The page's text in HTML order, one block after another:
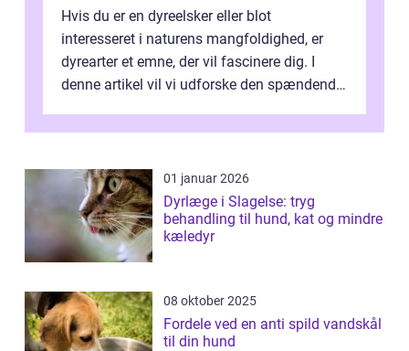
Hvis du er en dyreelsker eller blot
interesseret i naturens mangfoldighed, er
dyrearter et emne, der vil fascinere dig. I
denne artikel vil vi udforske den spændende
01 januar 2026
Dyrlæge i Slagelse: tryg
behandling til hund, kat og mindre
kæledyr
08 oktober 2025
Fordele ved en anti spild vandskål
til din hund